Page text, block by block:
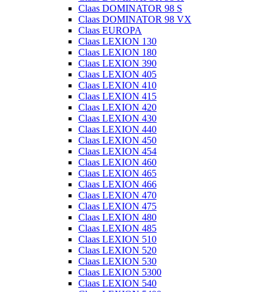
Claas DOMINATOR 98 S
Claas DOMINATOR 98 VX
Claas EUROPA
Claas LEXION 130
Claas LEXION 180
Claas LEXION 390
Claas LEXION 405
Claas LEXION 410
Claas LEXION 415
Claas LEXION 420
Claas LEXION 430
Claas LEXION 440
Claas LEXION 450
Claas LEXION 454
Claas LEXION 460
Claas LEXION 465
Claas LEXION 466
Claas LEXION 470
Claas LEXION 475
Claas LEXION 480
Claas LEXION 485
Claas LEXION 510
Claas LEXION 520
Claas LEXION 530
Claas LEXION 5300
Claas LEXION 540